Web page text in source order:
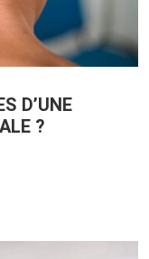
D’UNE
?